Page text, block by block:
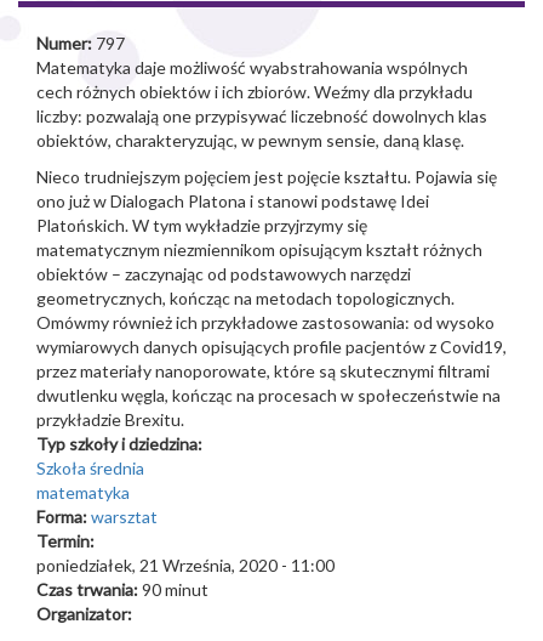
Numer: 797
Matematyka daje możliwość wyabstrahowania wspólnych
cech różnych obiektów i ich zbiorów. Weźmy dla przykładu
liczby: pozwalają one przypisywać liczebność dowolnych klas
obiektów, charakteryzując, w pewnym sensie, daną klasę.
Nieco trudniejszym pojęciem jest pojęcie kształtu. Pojawia się
ono już w Dialogach Platona i stanowi podstawę Idei
Platońskich. W tym wykładzie przyjrzymy się
matematycznym niezmiennikom opisującym kształt różnych
obiektów – zaczynając od podstawowych narzędzi
geometrycznych, kończąc na metodach topologicznych.
Omówmy również ich przykładowe zastosowania: od wysoko
wymiarowych danych opisujących profile pacjentów z Covid19,
przez materiały nanoporowate, które są skutecznymi filtrami
dwutlenku węgla, kończąc na procesach w społeczeństwie na
przykładzie Brexitu.
Typ szkoły i dziedzina:
Szkoła średnia
matematyka
Forma:warsztat
Termin:
poniedziałek, 21 Września, 2020 - 11:00
Czas trwania:90 minut
Organizator: